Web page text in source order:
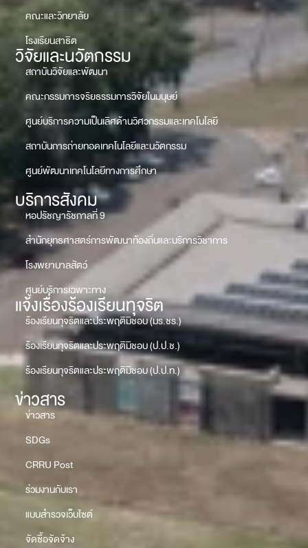
คณะและวิทยาลัย
โรงเรียนสาธิต
วิจัยและนวัตกรรม
สถาบันวิจัยและพัฒนา
คณะกรรมการจริยธรรมการวิจัยในมนุษย์
ศูนย์บริการความเป็นเลิศด้านวิศวกรรมและเทคโนโลยี
สถาบันการถ่ายทอดเทคโนโลยีและนวัตกรรม
ศูนย์พัฒนาเทคโนโลยีทางการศึกษา
บริการสังคม
หอปรัชญารัชกาลที่ 9
สำนักยุทธศาสตร์การพัฒนาท้องถิ่นและบริการวิชาการ
โรงพยาบาลสัตว์
ศูนย์บริการเฉพาะทาง
แจ้งเรื่องร้องเรียนทุจริต
ร้องเรียนทุจริตและประพฤติมิชอบ (มร.ชร.)
ร้องเรียนทุจริตและประพฤติมิชอบ (ป.ป.ช.)
ร้องเรียนทุจริตและประพฤติมิชอบ (ป.ป.ท.)
ข่าวสาร
ข่าวสาร
SDGs
CRRU Post
ร่วมงานกับเรา
แบบสำรวจเว็บไซต์
จัดซื้อจัดจ้าง